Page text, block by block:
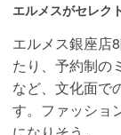
エルメスがセレク
エルメス銀座店
たり、予約制の
など、文化面で
す。ファッショ